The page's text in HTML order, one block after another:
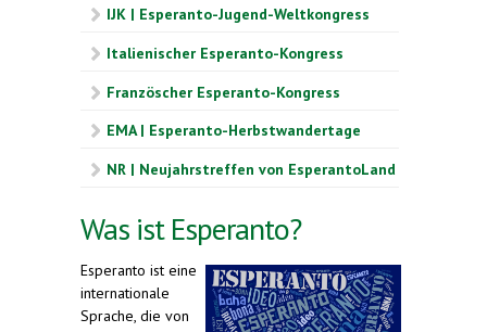
IJK | Esperanto-Jugend-Weltkongress
Italienischer Esperanto-Kongress
Französcher Esperanto-Kongress
EMA | Esperanto-Herbstwandertage
NR | Neujahrstreffen von EsperantoLand
Was ist Esperanto?
Esperanto ist eine
internationale
Sprache, die von